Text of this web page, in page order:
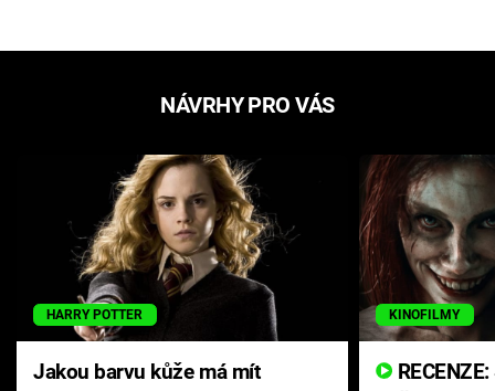
NÁVRHY PRO VÁS
HARRY POTTER
Jakou barvu kůže má mít
KINOFILMY